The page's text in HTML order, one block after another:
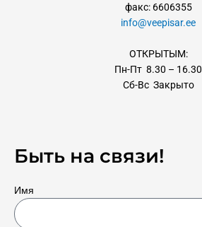
Быть на связи!
Имя
факс: 6606355
info@veepisar.ee
ОТКРЫТЫМ:
Пн-Пт 8.30 – 16.30
Сб-Вс Закрыто